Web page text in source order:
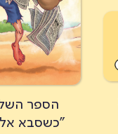
הספר
"כשסבא